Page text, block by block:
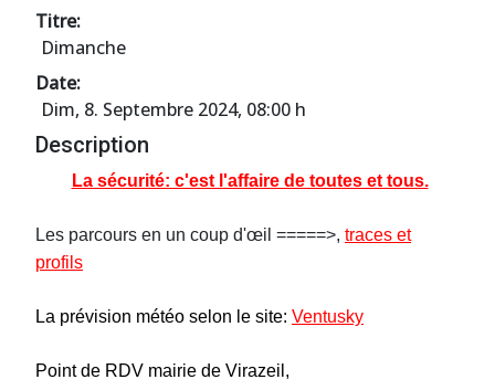
Titre:
Dimanche
Date:
Dim, 8. Septembre 2024, 08:00 h
Description
La sécurité: c'est l'affaire de toutes et tous.
Les parcours en un coup d'œil =====>, traces et
profils
La prévision météo selon le site: Ventusky
Point de RDV mairie de Virazeil,